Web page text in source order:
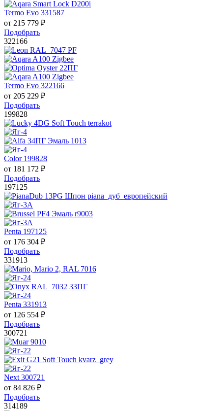
Termo Evo 331587
от 215 779 ₽
Подобрать
322166
Termo Evo 322166
от 205 229 ₽
Подобрать
199828
Color 199828
от 181 172 ₽
Подобрать
197125
Penta 197125
от 176 304 ₽
Подобрать
331913
Penta 331913
от 126 554 ₽
Подобрать
300721
Next 300721
от 84 826 ₽
Подобрать
314189